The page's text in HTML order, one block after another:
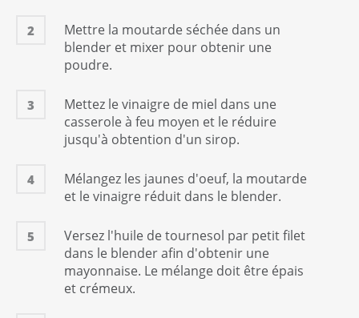
2
Mettre la moutarde séchée dans un
blender et mixer pour obtenir une
poudre.
3
Mettez le vinaigre de miel dans une
casserole à feu moyen et le réduire
jusqu'à obtention d'un sirop.
4
Mélangez les jaunes d'oeuf, la moutarde
et le vinaigre réduit dans le blender.
5
Versez l'huile de tournesol par petit filet
dans le blender afin d'obtenir une
mayonnaise. Le mélange doit être épais
et crémeux.